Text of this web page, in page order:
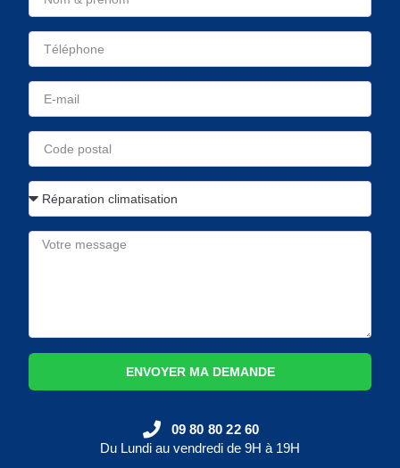
ENVOYER MA DEMANDE
09 80 80 22 60
Du Lundi au vendredi de 9H à 19H